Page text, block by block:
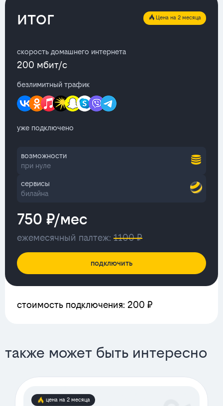
итог Цена на 2 месяца
скорость домашнего интернета
200 мбит/с
безлимитный трафик
уже подключено
возможности
при нуле
сервисы
билайна
750 ₽/мес
ежемесячный палтеж: 1100 ₽
подключить
стоимость подключения: 200 ₽
также может быть интересно
цена на 2 месяца